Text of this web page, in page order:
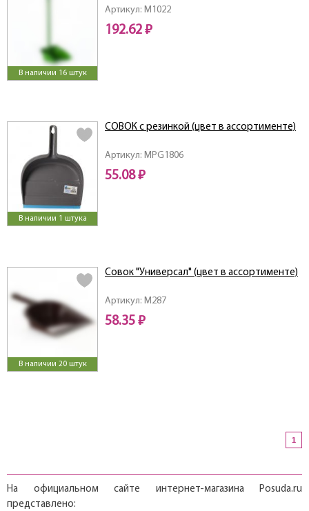
В наличии 16 штук
Артикул: M1022
192.62 ₽
В наличии 1 штука
Артикул: MPG1806
СОВОК с резинкой (цвет в ассортименте)
55.08 ₽
В наличии 20 штук
Артикул: M287
Совок "Универсал" (цвет в ассортименте)
58.35 ₽
1
На официальном сайте интернет-магазина Posuda.ru
представлено: